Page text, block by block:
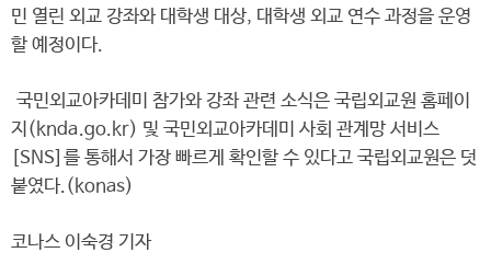
민 열린 외교 강좌와 대학생 대상, 대학생 외교 연수 과정을 운영
할 예정이다.
국민외교아카데미 참가와 강좌 관련 소식은 국립외교원 홈페이
지(knda.go.kr) 및 국민외교아카데미 사회 관계망 서비스
[SNS]를 통해서 가장 빠르게 확인할 수 있다고 국립외교원은 덧
붙였다.(konas)
코나스 이숙경 기자